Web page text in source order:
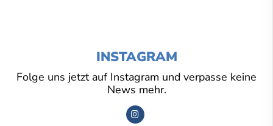
INSTAGRAM
Folge uns jetzt auf Instagram und verpasse keine
News mehr.